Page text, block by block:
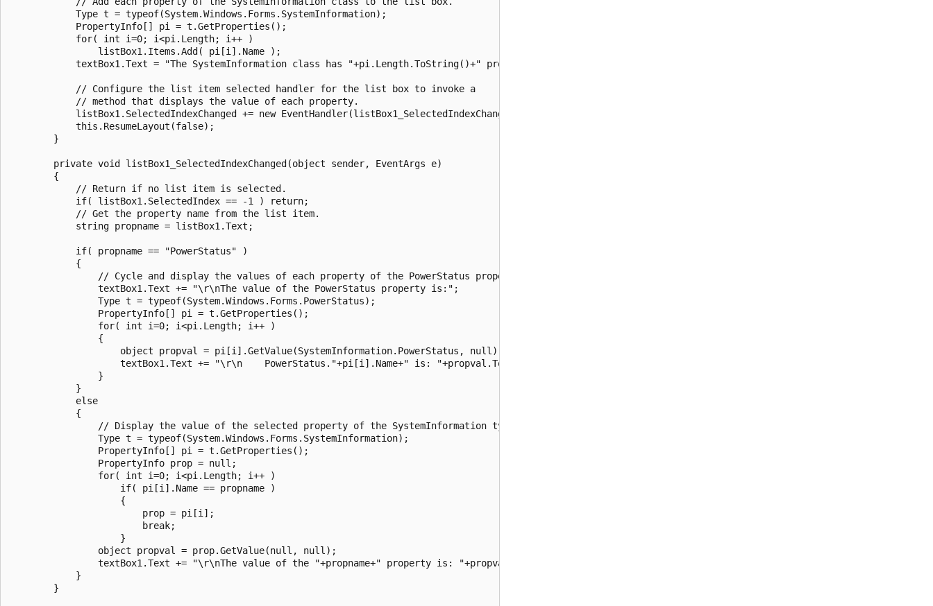
            Type t = typeof(System.Windows.Forms.SystemInformation);
            PropertyInfo[] pi = t.GetProperties();
            for( int i=0; i<pi.Length; i++ )
                listBox1.Items.Add( pi[i].Name );
            textBox1.Text = "The SystemInformation class has "+pi.Length.ToString()+" properties.\r\n";
            // Configure the list item selected handler for the list box to invoke a
            // method that displays the value of each property.
            listBox1.SelectedIndexChanged += new EventHandler(listBox1_SelectedIndexChanged);
            this.ResumeLayout(false);
        }
        private void listBox1_SelectedIndexChanged(object sender, EventArgs e)
        {
            // Return if no list item is selected.
            if( listBox1.SelectedIndex == -1 ) return;
            // Get the property name from the list item.
            string propname = listBox1.Text;
            if( propname == "PowerStatus" )
            {
                // Cycle and display the values of each property of the PowerStatus property.
                textBox1.Text += "\r\nThe value of the PowerStatus property is:";
                Type t = typeof(System.Windows.Forms.PowerStatus);
                PropertyInfo[] pi = t.GetProperties();
                for( int i=0; i<pi.Length; i++ )
                {
                    object propval = pi[i].GetValue(SystemInformation.PowerStatus, null);
                    textBox1.Text += "\r\n    PowerStatus."+pi[i].Name+" is: "+propval.ToString();
                }
            }
            else
            {
                // Display the value of the selected property of the SystemInformation type.
                Type t = typeof(System.Windows.Forms.SystemInformation);
                PropertyInfo[] pi = t.GetProperties();
                PropertyInfo prop = null;
                for( int i=0; i<pi.Length; i++ )
                    if( pi[i].Name == propname )
                    {
                        prop = pi[i];
                        break;
                    }
                object propval = prop.GetValue(null, null);
                textBox1.Text += "\r\nThe value of the "+propname+" property is: "+propval.ToString();
            }
        }